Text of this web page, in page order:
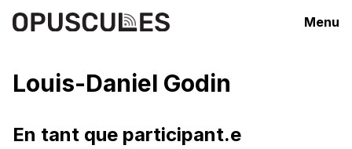
Menu
Louis-Daniel Godin
En tant que participant.e